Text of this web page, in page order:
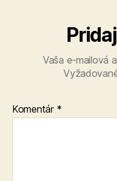
Vaša e-mailová
Komentár *